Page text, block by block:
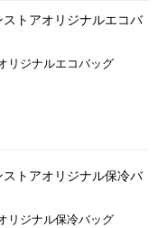
トアオリジナルエコバ
リジナルエコバッグ
トアオリジナル保冷バ
リジナル保冷バッグ